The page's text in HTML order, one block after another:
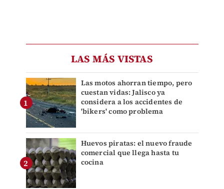
LAS MÁS VISTAS
Las motos ahorran tiempo, pero
cuestan vidas: Jalisco ya
considera a los accidentes de
'bikers' como problema
Huevos piratas: el nuevo fraude
comercial que llega hasta tu
cocina